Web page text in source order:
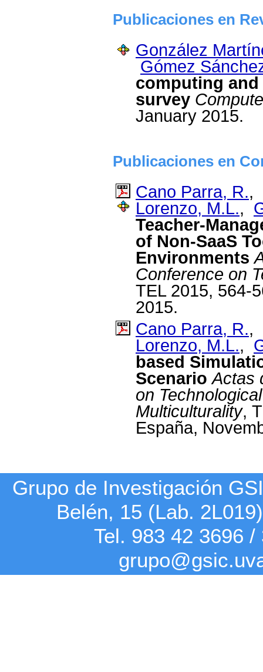
Publicaciones en
González
Gómez
computing
survey
January 2015.
Publicaciones en
Cano Parra, R.,
Lorenzo, M.L.,
Teacher-
of Non-SaaS
Environments
Conference on
TEL 2015, 564-
2015.
Cano Parra, R.,
Lorenzo, M.L.,
based
Scenario Actas
on
Multiculturality,
España,
Grupo de Investigación
Belén, 15 (Lab. 2L019)
Tel. 983 42 3696 /